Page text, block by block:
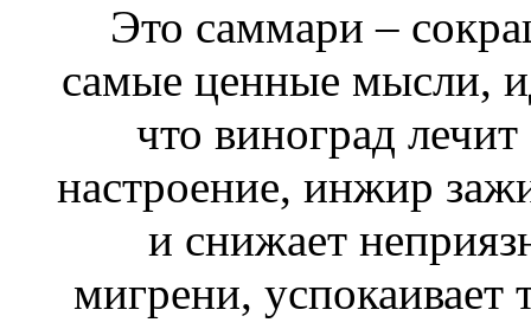
Это саммари –
самые ценные мысли,
что виноград
настроение, инжир
и снижает
мигрени, успокаивает